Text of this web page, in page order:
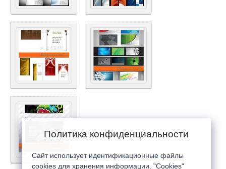
Политика конфиденциальности
Сайт использует идентификационные файлы
cookies для хранения информации. "Cookies"